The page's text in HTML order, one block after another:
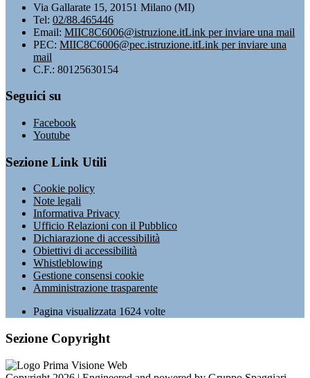
Via Gallarate 15, 20151 Milano (MI)
Tel: 02/88.465446
Email: MIIC8C6006@istruzione.itLink per inviare una mail
PEC: MIIC8C6006@pec.istruzione.itLink per inviare una
mail
C.F.: 80125630154
Seguici su
Facebook
Youtube
Sezione Link Utili
Cookie policy
Note legali
Informativa Privacy
Ufficio Relazioni con il Pubblico
Dichiarazione di accessibilità
Obiettivi di accessibilità
Whistleblowing
Gestione consensi cookie
Amministrazione trasparente
Pagina visualizzata 1624 volte
Sezione Copyright